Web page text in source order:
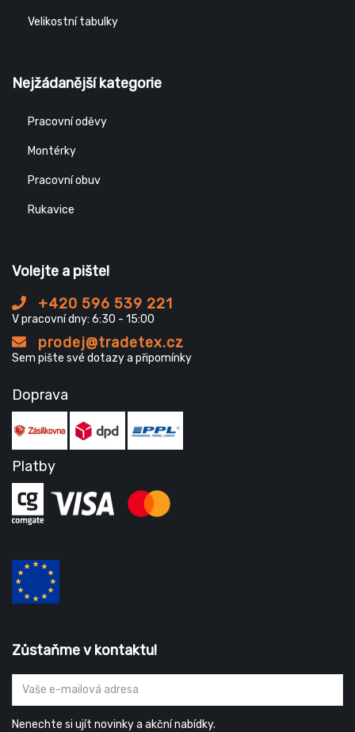
Velikostní tabulky
Nejžádanější kategorie
Pracovní oděvy
Montérky
Pracovní obuv
Rukavice
Volejte a pište!
+420 596 539 221
V pracovní dny: 6:30 - 15:00
prodej@tradetex.cz
Sem pište své dotazy a připomínky
Doprava
Platby
Zůstaňme v kontaktu!
Nenechte si ujít novinky a akční nabídky.